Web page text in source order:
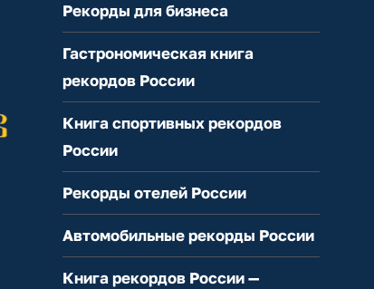
Рекорды для бизнеса
Гастрономическая книга
рекордов России
Книга спортивных рекордов
России
Рекорды отелей России
Автомобильные рекорды России
Книга рекордов России —